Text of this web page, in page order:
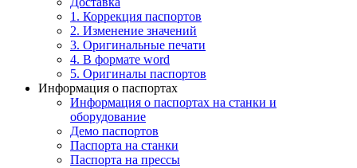
1. Коррекция паспортов
2. Изменение значений
3. Оригинальные печати
4. В формате word
5. Оригиналы паспортов
Информация о паспортах
Информация о паспортах на станки и
оборудование
Демо паспортов
Паспорта на станки
Паспорта на прессы